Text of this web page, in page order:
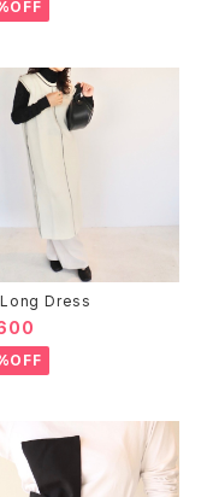
Dress